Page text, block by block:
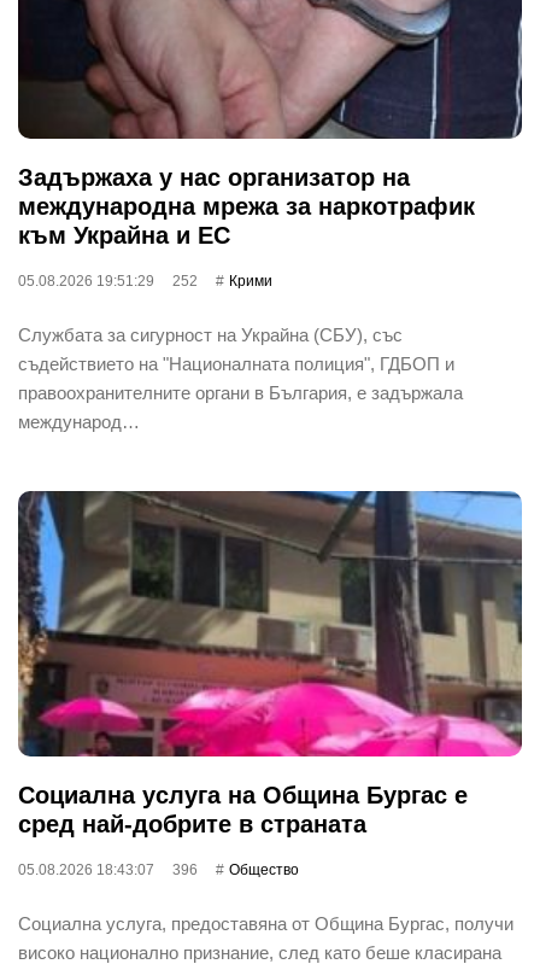
Задържаха у нас организатор на
международна мрежа за наркотрафик
към Украйна и ЕС
05.08.2026 19:51:29 252 Крими
Службата за сигурност на Украйна (СБУ), със
съдействието на "Националната полиция", ГДБОП и
правоохранителните органи в България, е задържала
международ…
Социална услуга на Община Бургас е
сред най-добрите в страната
05.08.2026 18:43:07 396 Общество
Социална услуга, предоставяна от Община Бургас, получи
високо национално признание, след като беше класирана